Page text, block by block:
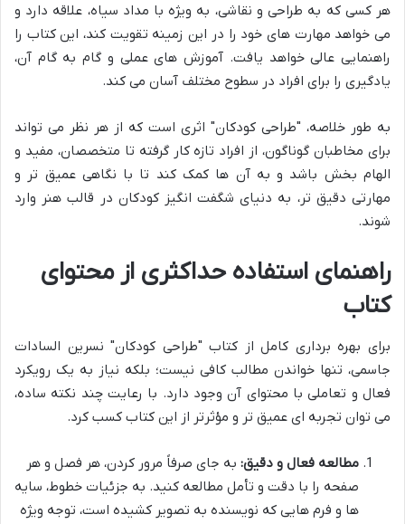
هر کسی که به طراحی و نقاشی، به ویژه با مداد سیاه، علاقه دارد و
می خواهد مهارت های خود را در این زمینه تقویت کند، این کتاب را
راهنمایی عالی خواهد یافت. آموزش های عملی و گام به گام آن،
یادگیری را برای افراد در سطوح مختلف آسان می کند.
به طور خلاصه، "طراحی کودکان" اثری است که از هر نظر می تواند
برای مخاطبان گوناگون، از افراد تازه کار گرفته تا متخصصان، مفید و
الهام بخش باشد و به آن ها کمک کند تا با نگاهی عمیق تر و
مهارتی دقیق تر، به دنیای شگفت انگیز کودکان در قالب هنر وارد
شوند.
راهنمای استفاده حداکثری از محتوای
کتاب
برای بهره برداری کامل از کتاب "طراحی کودکان" نسرین السادات
جاسمی، تنها خواندن مطالب کافی نیست؛ بلکه نیاز به یک رویکرد
فعال و تعاملی با محتوای آن وجود دارد. با رعایت چند نکته ساده،
می توان تجربه ای عمیق تر و مؤثرتر از این کتاب کسب کرد.
مطالعه فعال و دقیق: به جای صرفاً مرور کردن، هر فصل و هر
صفحه را با دقت و تأمل مطالعه کنید. به جزئیات خطوط، سایه
ها و فرم هایی که نویسنده به تصویر کشیده است، توجه ویژه